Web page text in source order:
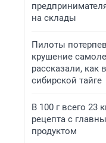
на склады
Пилоты
крушение
рассказали, как
сибирской тайге
В 100 г всего 23
рецепта с
продуктом